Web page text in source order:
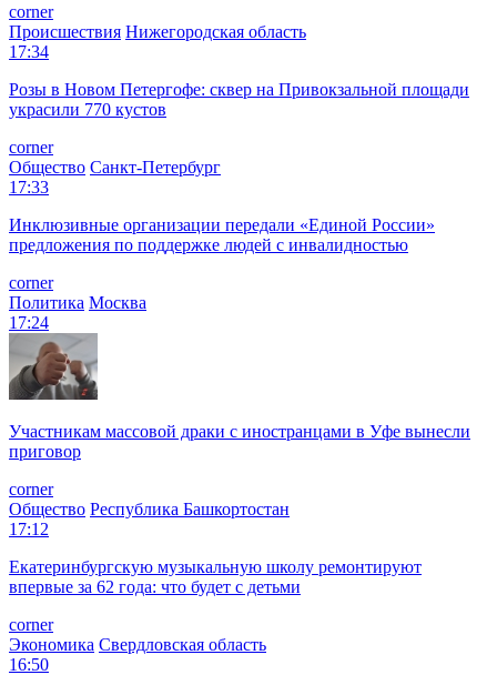
corner
Происшествия Нижегородская область
17:34
Розы в Новом Петергофе: сквер на Привокзальной площади
украсили 770 кустов
corner
Общество Санкт-Петербург
17:33
Инклюзивные организации передали «Единой России»
предложения по поддержке людей с инвалидностью
corner
Политика Москва
17:24
Участникам массовой драки с иностранцами в Уфе вынесли
приговор
corner
Общество Республика Башкортостан
17:12
Екатеринбургскую музыкальную школу ремонтируют
впервые за 62 года: что будет с детьми
corner
Экономика Свердловская область
16:50